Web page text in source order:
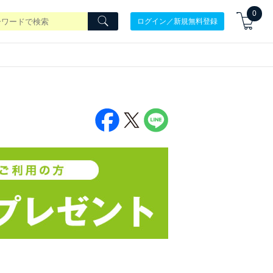
ログイン／新規無料登録
0